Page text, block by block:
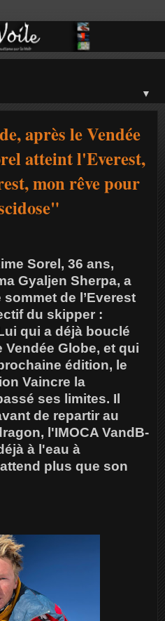
▼
après le Vendée
atteint l'Everest,
mon rêve pour
Sorel, 36 ans,
Gyaljen Sherpa, a
de l’Everest
du skipper :
qui a déjà bouclé
Vendée Globe, et qui
édition, le
Vaincre la
ses limites. Il
de repartir au
l'IMOCA VandB-
à l'eau à
plus que son